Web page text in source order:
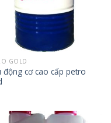
GOLD
động cơ cao cấp petro